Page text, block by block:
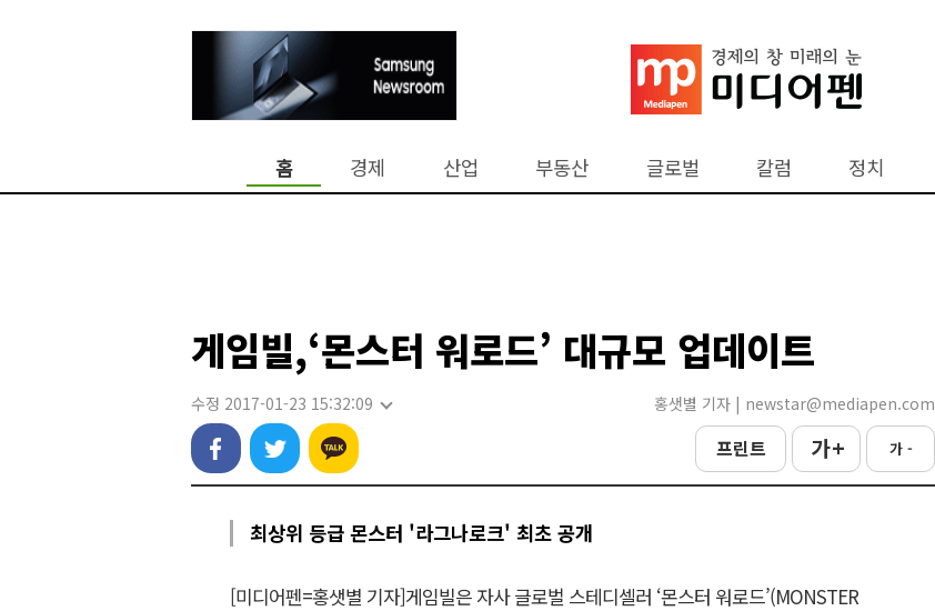
홈 경제 산업 부동산 글로벌 칼럼 정치
게임빌,‘몬스터 워로드’ 대규모 업데이트
수정 2017-01-23 15:32:09 홍샛별 기자 | newstar@mediapen.com
프린트 가 + 가 -
최상위 등급 몬스터 '라그나로크' 최초 공개
[미디어펜=홍샛별 기자]게임빌은 자사 글로벌 스테디셀러 ‘몬스터 워로드’(MONSTER